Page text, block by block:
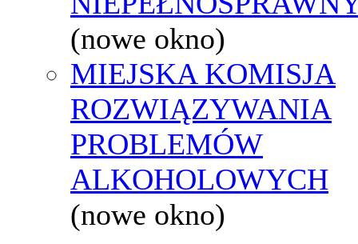
(nowe okno)
MIEJSKA KOMISJA
ROZWIĄZYWANIA
PROBLEMÓW
ALKOHOLOWYCH
(nowe okno)